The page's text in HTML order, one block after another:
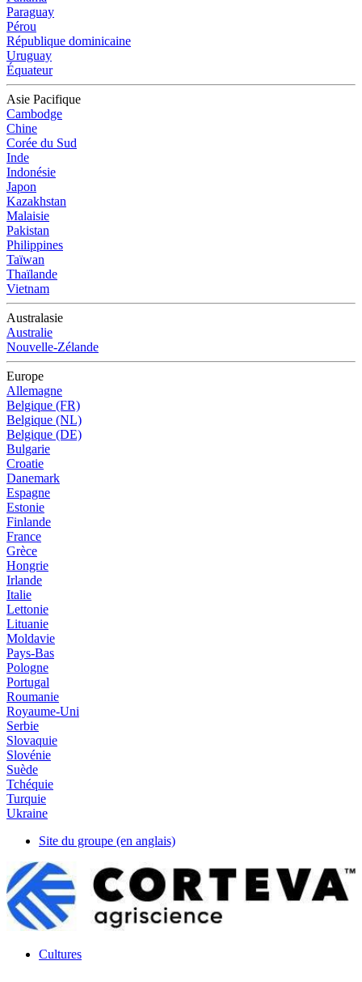
Paraguay
Pérou
République dominicaine
Uruguay
Équateur
Asie Pacifique
Cambodge
Chine
Corée du Sud
Inde
Indonésie
Japon
Kazakhstan
Malaisie
Pakistan
Philippines
Taïwan
Thaïlande
Vietnam
Australasie
Australie
Nouvelle-Zélande
Europe
Allemagne
Belgique (FR)
Belgique (NL)
Belgique (DE)
Bulgarie
Croatie
Danemark
Espagne
Estonie
Finlande
France
Grèce
Hongrie
Irlande
Italie
Lettonie
Lituanie
Moldavie
Pays-Bas
Pologne
Portugal
Roumanie
Royaume-Uni
Serbie
Slovaquie
Slovénie
Suède
Tchéquie
Turquie
Ukraine
Site du groupe (en anglais)
Cultures